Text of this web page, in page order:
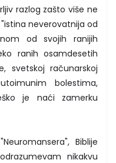
razlog zašto više ne
neverovatnija od
od svojih ranijih
ranih osamdesetih
svetskoj računarskoj
bolestima,
je naći zamerku
Biblije
nikakvu